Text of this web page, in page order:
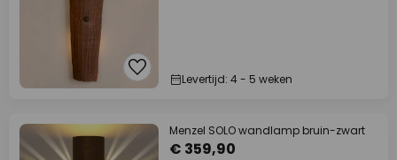
Levertijd: 4 - 5 weken
Menzel SOLO wandlamp bruin-zwart
€ 359,90